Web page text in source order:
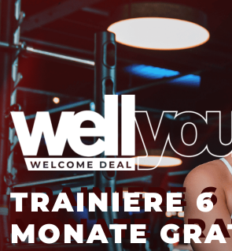
TRAINIERE 6
MONATE